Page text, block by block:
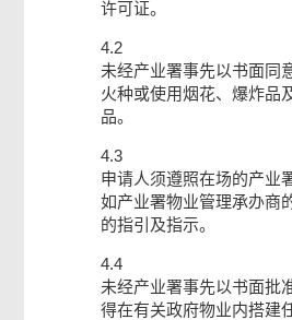
许可证。
4.2
未经产业署事先以书面同
火种或使用烟花、爆炸品
品。
4.3
申请人须遵照在场的产业
如产业署物业管理承办商
的指引及指示。
4.4
未经产业署事先以书面批
得在有关政府物业内搭建